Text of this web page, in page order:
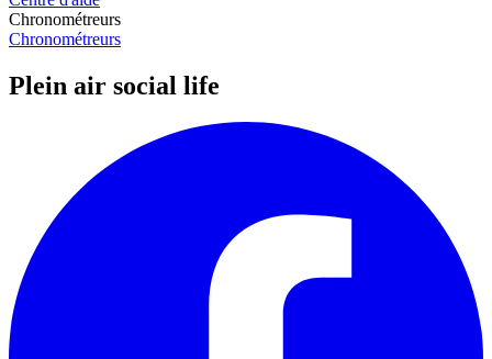
Chronométreurs
Chronométreurs
Plein air social life